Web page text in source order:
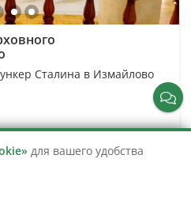
Сталина в Измайлово
для вашего удобства